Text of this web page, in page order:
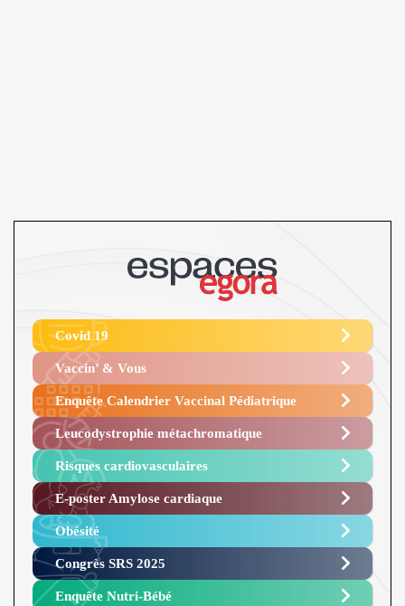
Covid 19
Vaccin’ & Vous
Enquête Calendrier Vaccinal Pédiatrique
Leucodystrophie métachromatique
Risques cardiovasculaires
E-poster Amylose cardiaque ​
Obésité ​
Congrès SRS 2025 ​
Enquête Nutri-Bébé ​